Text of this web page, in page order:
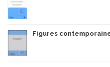
Figures